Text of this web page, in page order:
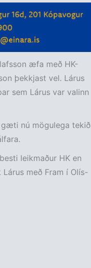
æfa með HK-
þekkjast vel. Lárus
sem Lárus var valinn
gæti nú mögulega tekið
leikmaður HK en
með Fram í Olís-